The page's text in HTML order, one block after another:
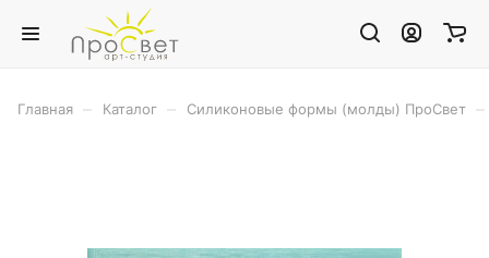
Главная Каталог Силиконовые формы (молды) ПроСвет